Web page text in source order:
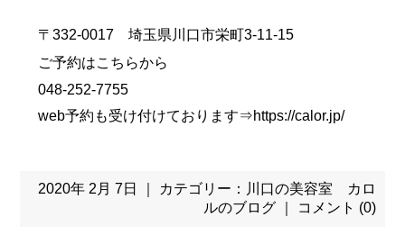
〒332-0017 埼玉県川口市栄町3-11-15
ご予約はこちらから
048-252-7755
web予約も受け付けております⇒https://calor.jp/
2020年 2月 7日 ｜ カテゴリー： 川口の美容室 カロ
ルのブログ｜ コメント (0)